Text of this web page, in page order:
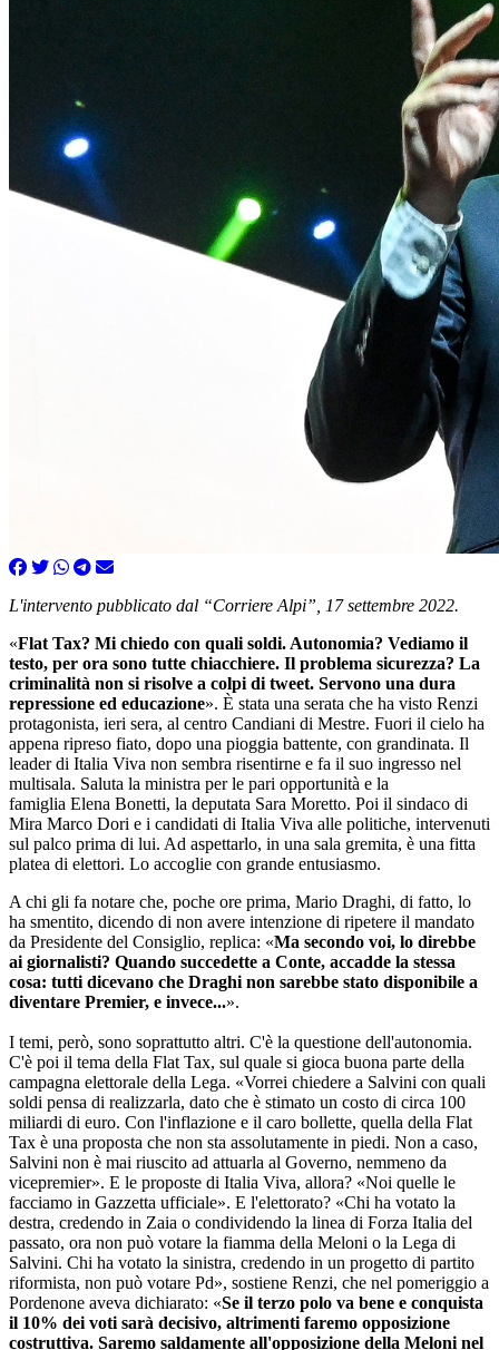
L'intervento pubblicato dal “Corriere Alpi”, 17 settembre 2022.
«Flat Tax? Mi chiedo con quali soldi. Autonomia? Vediamo il
testo, per ora sono tutte chiacchiere. Il problema sicurezza? La
criminalità non si risolve a colpi di tweet. Servono una dura
repressione ed educazione». È stata una serata che ha visto Renzi
protagonista, ieri sera, al centro Candiani di Mestre. Fuori il cielo ha
appena ripreso fiato, dopo una pioggia battente, con grandinata. Il
leader di Italia Viva non sembra risentirne e fa il suo ingresso nel
multisala. Saluta la ministra per le pari opportunità e la
famiglia Elena Bonetti, la deputata Sara Moretto. Poi il sindaco di
Mira Marco Dori e i candidati di Italia Viva alle politiche, intervenuti
sul palco prima di lui. Ad aspettarlo, in una sala gremita, è una fitta
platea di elettori. Lo accoglie con grande entusiasmo.
A chi gli fa notare che, poche ore prima, Mario Draghi, di fatto, lo
ha smentito, dicendo di non avere intenzione di ripetere il mandato
da Presidente del Consiglio, replica: «Ma secondo voi, lo direbbe
ai giornalisti? Quando succedette a Conte, accadde la stessa
cosa: tutti dicevano che Draghi non sarebbe stato disponibile a
diventare Premier, e invece...».
I temi, però, sono soprattutto altri. C'è la questione dell'autonomia.
C'è poi il tema della Flat Tax, sul quale si gioca buona parte della
campagna elettorale della Lega. «Vorrei chiedere a Salvini con quali
soldi pensa di realizzarla, dato che è stimato un costo di circa 100
miliardi di euro. Con l'inflazione e il caro bollette, quella della Flat
Tax è una proposta che non sta assolutamente in piedi. Non a caso,
Salvini non è mai riuscito ad attuarla al Governo, nemmeno da
vicepremier». E le proposte di Italia Viva, allora? «Noi quelle le
facciamo in Gazzetta ufficiale». E l'elettorato? «Chi ha votato la
destra, credendo in Zaia o condividendo la linea di Forza Italia del
passato, ora non può votare la fiamma della Meloni o la Lega di
Salvini. Chi ha votato la sinistra, credendo in un progetto di partito
riformista, non può votare Pd», sostiene Renzi, che nel pomeriggio a
Pordenone aveva dichiarato: «Se il terzo polo va bene e conquista
il 10% dei voti sarà decisivo, altrimenti faremo opposizione
costruttiva. Saremo saldamente all'opposizione della Meloni nel